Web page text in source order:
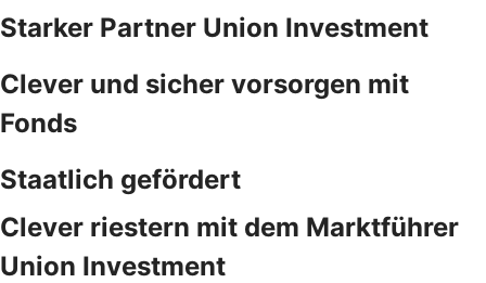
Starker Partner Union Investment
Clever und sicher vorsorgen mit
Fonds
Staatlich gefördert
Clever riestern mit dem Marktführer
Union Investment